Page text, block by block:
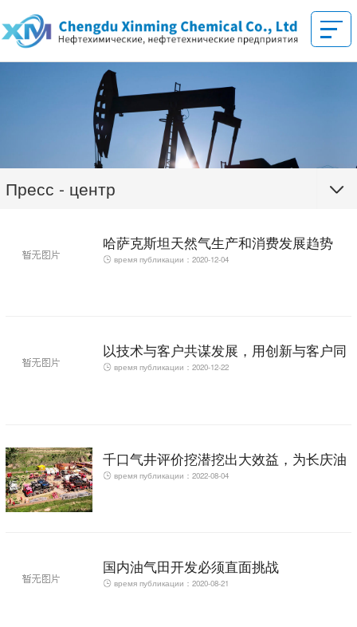
Пресс - центр
哈萨克斯坦天然气生产和消费发展趋势
время публикации：2020-12-04
以技术与客户共谋发展，用创新与客户同
塑未来
время публикации：2020-12-22
千口气井评价挖潜挖出大效益，为长庆油
田冬季保供增添底气！
время публикации：2022-08-04
国内油气田开发必须直面挑战
время публикации：2020-08-21